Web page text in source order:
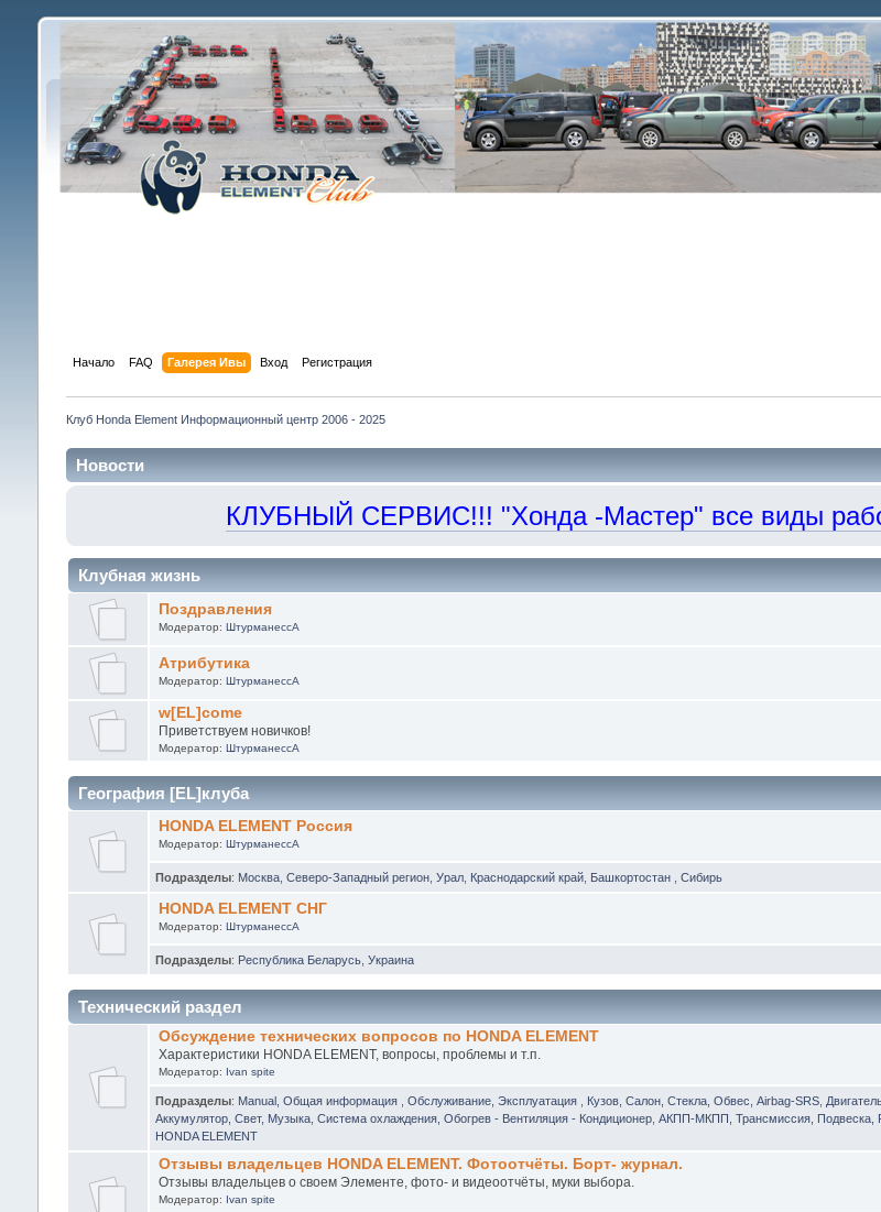
Начало FAQ Галерея Ивы Вход Регистрация
Клуб Honda Element Информационный центр 2006 - 2025
Новости
КЛУБНЫЙ СЕРВИС!!! "Хонда -Мастер" все виды
Клубная жизнь
Поздравления
Модератор:ШтурманессА
Атрибутика
Модератор:ШтурманессА
w[EL]come
Приветствуем новичков!
Модератор:ШтурманессА
География [EL]клуба
HONDA ELEMENT Россия
Модератор:ШтурманессА
Подразделы: Москва, Северо-Западный регион, Урал, Краснодарский край, Башкортостан Сибирь
HONDA ELEMENT СНГ
Модератор:ШтурманессА
Подразделы: Республика Беларусь, Украина
Технический раздел
Обсуждение технических вопросов по HONDA ELEMENT
Характеристики HONDA ELEMENT, вопросы, проблемы и т.п.
Модератор: Ivan spite
Подразделы: Manual, Общая информация Обслуживание, Эксплуатация Кузов, Салон, Стекла, Обвес, Airbag-SRS,
Аккумулятор, Свет, Музыка, Система охлаждения, Обогрев - Вентиляция - Кондиционер, АКПП-МКПП, Трансмиссия, Подвеска,
HONDA ELEMENT
Отзывы владельцев HONDA ELEMENT. Фотоотчёты. Борт- журнал.
Отзывы владельцев о своем Элементе, фото- и видеоотчёты, муки выбора.
Модератор: Ivan spite